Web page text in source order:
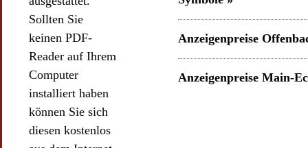
keinen PDF-
Reader auf Ihrem
Computer
installiert haben
können Sie sich
diesen kostenlos
aus dem Internet
herunterladen.
Anzeigenpreise
Anzeigenpreise Main-